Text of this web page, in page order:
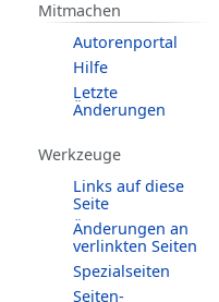
Mitmachen
Autorenportal
Hilfe
Letzte
Änderungen
Werkzeuge
Links auf diese
Seite
Änderungen an
verlinkten Seiten
Spezialseiten
Seiten­­